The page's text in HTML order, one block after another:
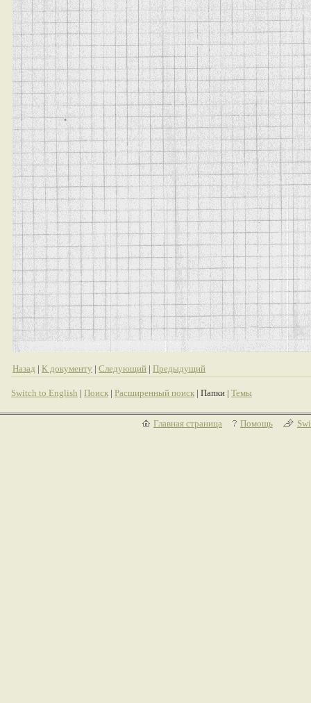
Назад | К документу | Следующий | Предыдущий
Switch to English | Поиск | Расширенный поиск | Папки | Темы
Главная страница Помощь